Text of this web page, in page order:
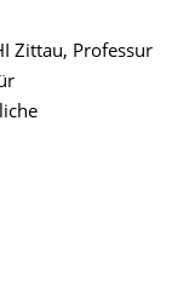
Zittau, Professur